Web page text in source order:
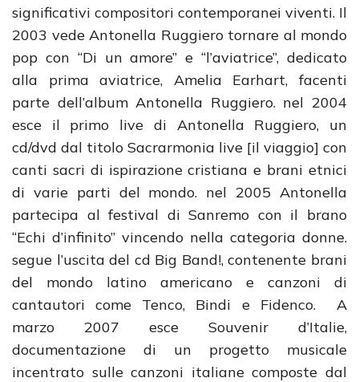
significativi compositori contemporanei viventi. Il
2003 vede Antonella Ruggiero tornare al mondo
pop con “Di un amore” e “l’aviatrice”, dedicato
alla prima aviatrice, Amelia Earhart, facenti
parte dell’album Antonella Ruggiero. nel 2004
esce il primo live di Antonella Ruggiero, un
cd/dvd dal titolo Sacrarmonia live [il viaggio] con
canti sacri di ispirazione cristiana e brani etnici
di varie parti del mondo. nel 2005 Antonella
partecipa al festival di Sanremo con il brano
“Echi d’infinito” vincendo nella categoria donne.
segue l’uscita del cd Big Band!, contenente brani
del mondo latino americano e canzoni di
cantautori come Tenco, Bindi e Fidenco. A
marzo 2007 esce Souvenir d’Italie,
documentazione di un progetto musicale
incentrato sulle canzoni italiane composte dal